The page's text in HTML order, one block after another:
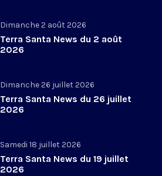
Dimanche 2 août 2026
Terra Santa News du 2 août
2026
Dimanche 26 juillet 2026
Terra Santa News du 26 juillet
2026
Samedi 18 juillet 2026
Terra Santa News du 19 juillet
2026